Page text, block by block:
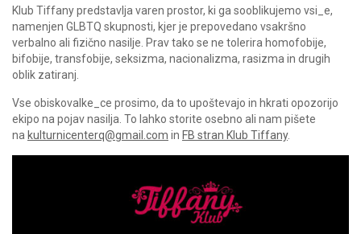
Klub Tiffany predstavlja varen prostor, ki ga sooblikujemo vsi_e,
namenjen GLBTQ skupnosti, kjer je prepovedano vsakršno
verbalno ali fizično nasilje. Prav tako se ne tolerira homofobije,
bifobije, transfobije, seksizma, nacionalizma, rasizma in drugih
oblik zatiranj.
Vse obiskovalke_ce prosimo, da to upoštevajo in hkrati opozorijo
ekipo na pojav nasilja. To lahko storite osebno ali nam pišete
na kulturnicenterq@gmail.com in FB stran Klub Tiffany.